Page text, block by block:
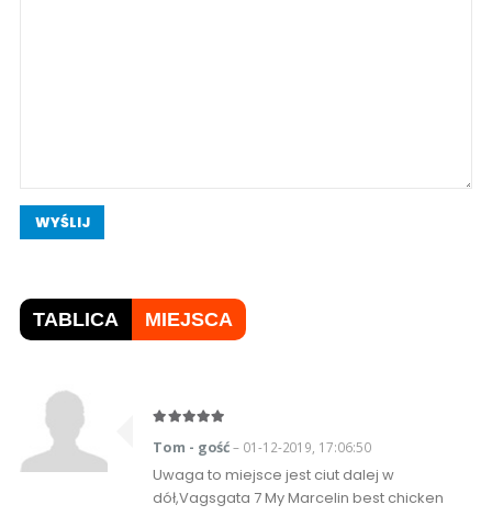
WYŚLIJ
TABLICA MIEJSCA
Tom - gość– 01-12-2019, 17:06:50
Uwaga to miejsce jest ciut dalej w
dół,Vagsgata 7 My Marcelin best chicken